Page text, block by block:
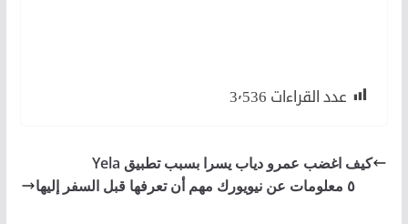
عدد القراءات 3٬536
كيف اغضب عمرو دياب يسرا بسبب تطبيق Yela
٥ معلومات عن نيويورك مهم أن تعرفها قبل السفر إليها